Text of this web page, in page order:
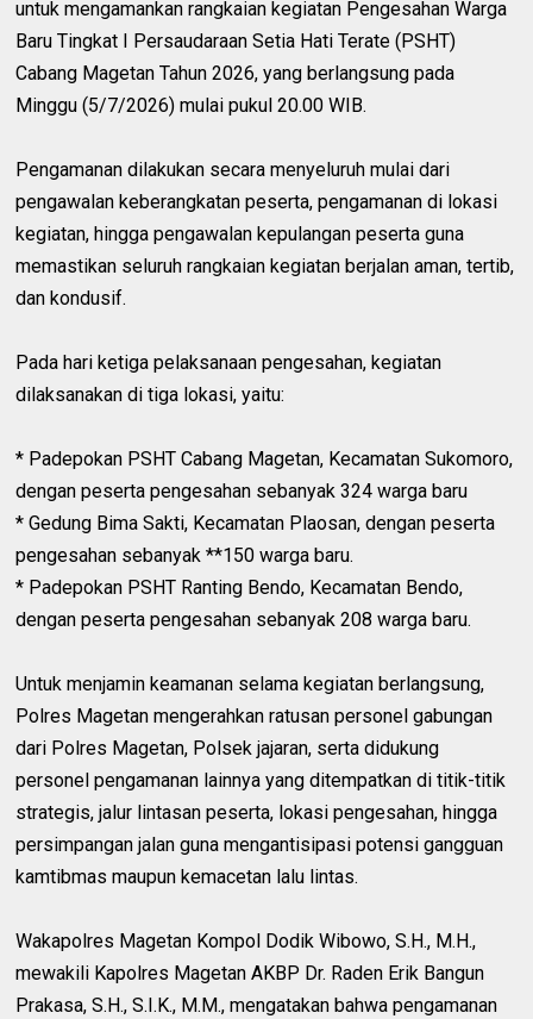
untuk mengamankan rangkaian kegiatan Pengesahan Warga
Baru Tingkat I Persaudaraan Setia Hati Terate (PSHT)
Cabang Magetan Tahun 2026, yang berlangsung pada
Minggu (5/7/2026) mulai pukul 20.00 WIB.
Pengamanan dilakukan secara menyeluruh mulai dari
pengawalan keberangkatan peserta, pengamanan di lokasi
kegiatan, hingga pengawalan kepulangan peserta guna
memastikan seluruh rangkaian kegiatan berjalan aman, tertib,
dan kondusif.
Pada hari ketiga pelaksanaan pengesahan, kegiatan
dilaksanakan di tiga lokasi, yaitu:
* Padepokan PSHT Cabang Magetan, Kecamatan Sukomoro,
dengan peserta pengesahan sebanyak 324 warga baru
* Gedung Bima Sakti, Kecamatan Plaosan, dengan peserta
pengesahan sebanyak **150 warga baru.
* Padepokan PSHT Ranting Bendo, Kecamatan Bendo,
dengan peserta pengesahan sebanyak 208 warga baru.
Untuk menjamin keamanan selama kegiatan berlangsung,
Polres Magetan mengerahkan ratusan personel gabungan
dari Polres Magetan, Polsek jajaran, serta didukung
personel pengamanan lainnya yang ditempatkan di titik-titik
strategis, jalur lintasan peserta, lokasi pengesahan, hingga
persimpangan jalan guna mengantisipasi potensi gangguan
kamtibmas maupun kemacetan lalu lintas.
Wakapolres Magetan Kompol Dodik Wibowo, S.H., M.H.,
mewakili Kapolres Magetan AKBP Dr. Raden Erik Bangun
Prakasa, S.H., S.I.K., M.M., mengatakan bahwa pengamanan